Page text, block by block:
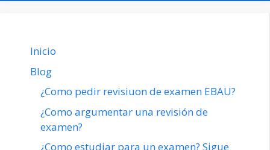
Inicio
Blog
¿Como pedir revisiuon de examen EBAU?
¿Como argumentar una revisión de
examen?
¿Como estudiar para un examen? Sigue